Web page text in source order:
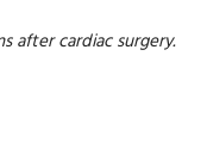
after cardiac surgery.